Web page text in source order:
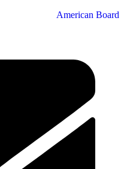
American Board